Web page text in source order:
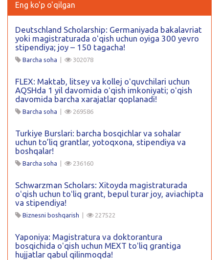
Eng ko'p o'qilgan
Deutschland Scholarship: Germaniyada bakalavriat
yoki magistraturada oʻqish uchun oyiga 300 yevro
stipendiya; joy – 150 tagacha!
Barcha soha 302078
FLEX: Maktab, litsey va kollej oʻquvchilari uchun
AQSHda 1 yil davomida oʻqish imkoniyati; oʻqish
davomida barcha xarajatlar qoplanadi!
Barcha soha 269586
Turkiye Burslari: barcha bosqichlar va sohalar
uchun to’liq grantlar, yotoqxona, stipendiya va
boshqalar!
Barcha soha 236160
Schwarzman Scholars: Xitoyda magistraturada
oʻqish uchun toʻliq grant, bepul turar joy, aviachipta
va stipendiya!
Biznesni boshqarish 227522
Yaponiya: Magistratura va doktorantura
bosqichida oʻqish uchun MEXT toʻliq grantiga
hujjatlar qabul qilinmoqda!